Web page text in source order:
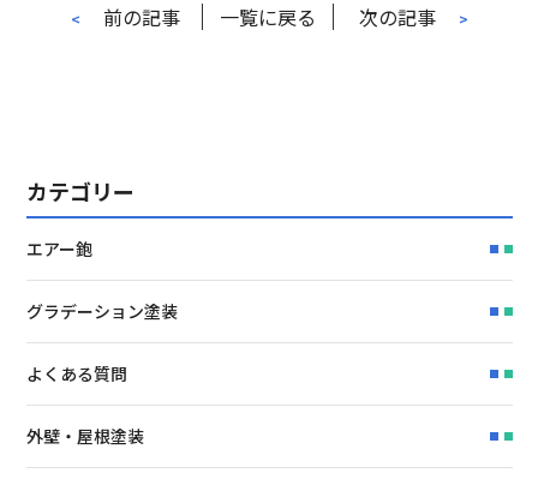
< 前の記事 一覧に戻る 次の記事 >
カテゴリー
エアー鉋
グラデーション塗装
よくある質問
外壁・屋根塗装